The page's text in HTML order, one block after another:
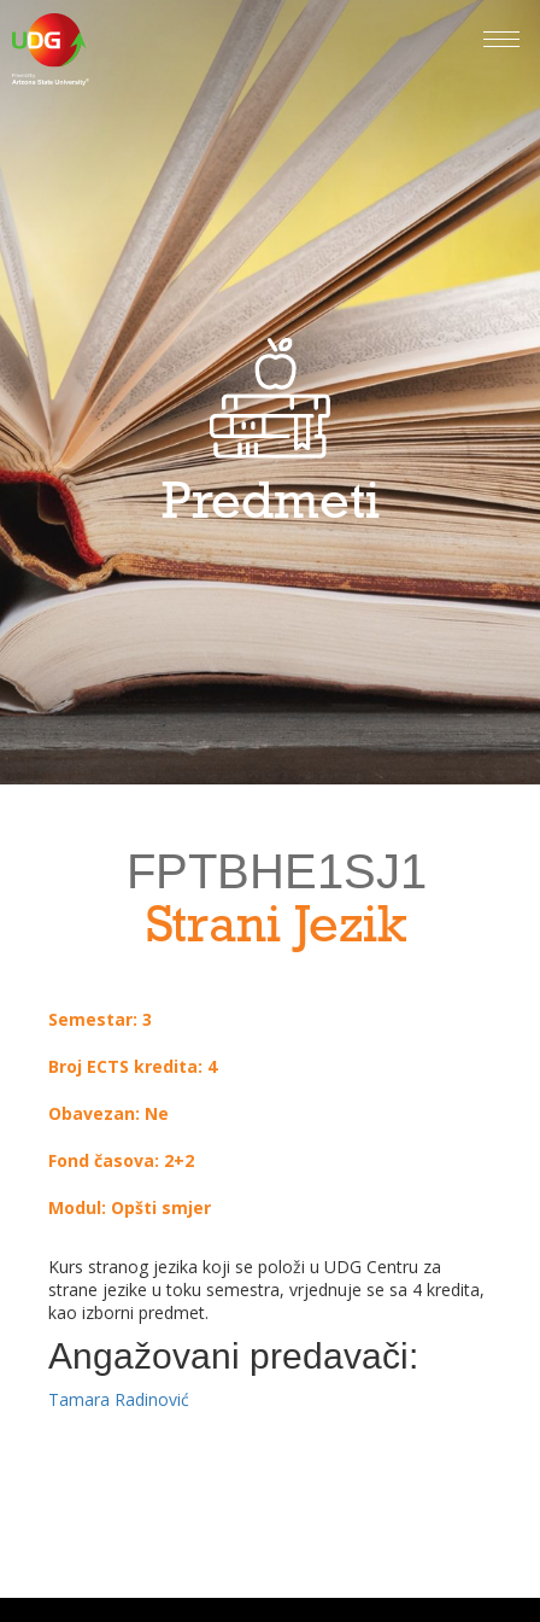
Predmeti
FPTBHE1SJ1
Strani Jezik
Semestar: 3
Broj ECTS kredita: 4
Obavezan: Ne
Fond časova: 2+2
Modul: Opšti smjer
Kurs stranog jezika koji se položi u UDG Centru za
strane jezike u toku semestra, vrjednuje se sa 4 kredita,
kao izborni predmet.
Angažovani predavači:
Tamara Radinović